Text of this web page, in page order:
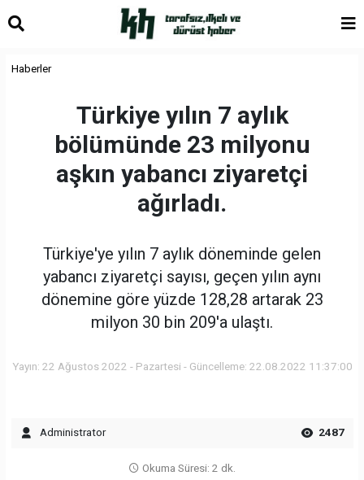
Haberler
Türkiye yılın 7 aylık
bölümünde 23 milyonu
aşkın yabancı ziyaretçi
ağırladı.
Türkiye'ye yılın 7 aylık döneminde gelen
yabancı ziyaretçi sayısı, geçen yılın aynı
dönemine göre yüzde 128,28 artarak 23
milyon 30 bin 209'a ulaştı.
Yayın: 22 Ağustos 2022 - Pazartesi - Güncelleme: 22.08.2022 11:37:00
Administrator 2487
Okuma Süresi: 2 dk.